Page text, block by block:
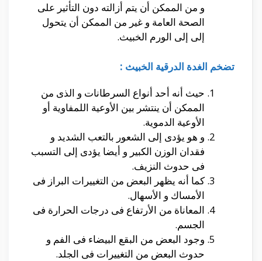
و من الممكن أن يتم أزالته دون التأثير على
الصحة العامة و غير من الممكن أن يتحول
إلى إلى الورم الخبيث.
تضخم الغدة الدرقية الخبيث :
حيث أنه أحد أنواع السرطانات و الذى من
الممكن أن ينتشر بين الأوعية اللمفاوية أو
الأوعية الدموية.
و هو يؤدى إلى الشعور بالتعب الشديد و
فقدان الوزن الكبير و أيضا يؤدى إلى التسبب
فى حدوث النزيف.
كما أنه يظهر البعض من التغييرات البراز فى
الأمساك و الأسهال.
المعاناة من الأرتفاع فى درجات الحرارة فى
الجسم.
وجود البعض من البقع البيضاء فى الفم و
حدوث البعض من التغييرات فى الجلد.